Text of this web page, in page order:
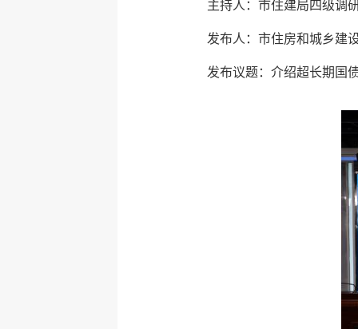
主持人：市住建局四级调
发布人：市住房和城乡建
发布议题：介绍超长期国